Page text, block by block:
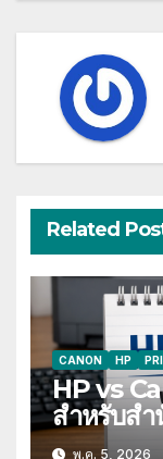
Related
CANON HP
HP vs
สำหรับสำ
พ.ค. 5, 2026